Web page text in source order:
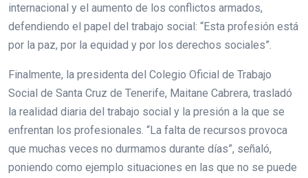
internacional y el aumento de los conflictos armados,
defendiendo el papel del trabajo social: “Esta profesión está
por la paz, por la equidad y por los derechos sociales”.
Finalmente, la presidenta del Colegio Oficial de Trabajo
Social de Santa Cruz de Tenerife, Maitane Cabrera, trasladó
la realidad diaria del trabajo social y la presión a la que se
enfrentan los profesionales. “La falta de recursos provoca
que muchas veces no durmamos durante días”, señaló,
poniendo como ejemplo situaciones en las que no se puede